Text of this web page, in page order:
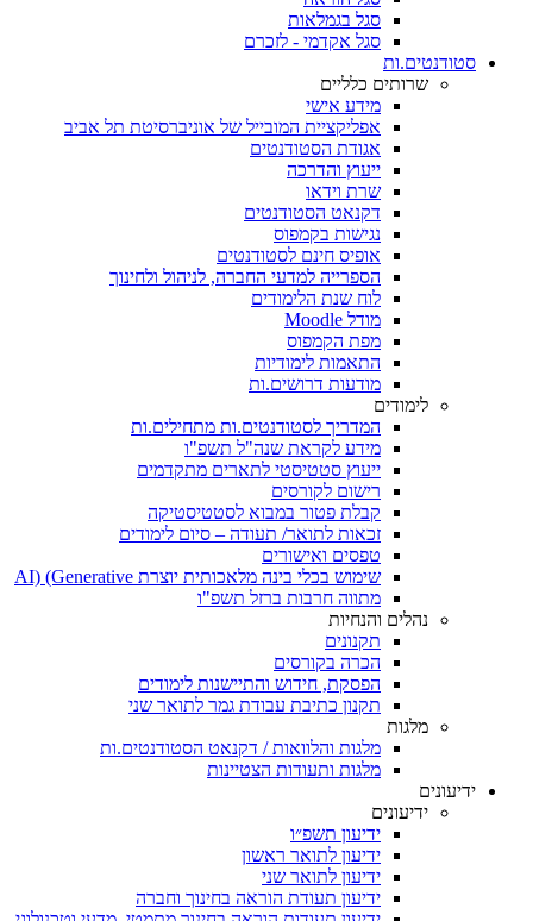
סגל בגמלאות
סגל אקדמי - לזכרם
סטודנטים.ות
שרותים כלליים
מידע אישי
אפליקציית המובייל של אוניברסיטת תל אביב
אגודת הסטודנטים
ייעוץ והדרכה
שרת וידאו
דקנאט הסטודנטים
נגישות בקמפוס
אופיס חינם לסטודנטים
הספרייה למדעי החברה, לניהול ולחינוך
לוח שנת הלימודים
מודל Moodle
מפת הקמפוס
התאמות לימודיות
מודעות דרושים.ות
לימודים
המדריך לסטודנטים.ות מתחילים.ות
מידע לקראת שנה"ל תשפ"ו
ייעוץ סטטיסטי לתארים מתקדמים
רישום לקורסים
קבלת פטור במבוא לסטטיסטיקה
זכאות לתואר/ תעודה – סיום לימודים
טפסים ואישורים
שימוש בכלי בינה מלאכותית יוצרת AI) (Generative
מתווה חרבות ברזל תשפ"ו
נהלים והנחיות
תקנונים
הכרה בקורסים
הפסקת, חידוש והתיישנות לימודים
תקנון כתיבת עבודת גמר לתואר שני
מלגות
מלגות והלוואות / דקנאט הסטודנטים.ות
מלגות ותעודות הצטיינות
ידיעונים
ידיעונים
ידיעון תשפ״ו
ידיעון לתואר ראשון
ידיעון לתואר שני
ידיעון תעודת הוראה בחינוך וחברה